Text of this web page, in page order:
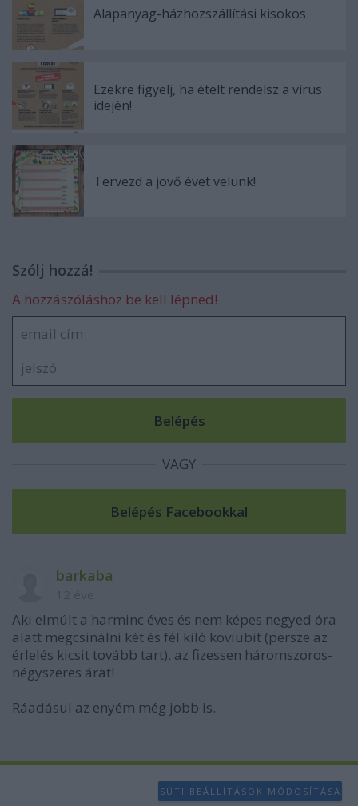
Alapanyag-házhozszállítási kisokos
Ezekre figyelj, ha ételt rendelsz a vírus
idején!
Tervezd a jövő évet velünk!
Szólj hozzá!
A hozzászóláshoz be kell lépned!
VAGY
barkaba
Aki elmúlt a harminc éves és nem képes negyed óra
alatt megcsinálni két és fél kiló koviubit (persze az
érlelés kicsit tovább tart), az fizessen háromszoros-
négyszeres árat!
Ráadásul az enyém még jobb is.
SÜTI BEÁLLÍTÁSOK MÓDOSÍTÁSA